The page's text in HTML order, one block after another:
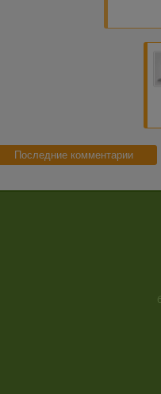
Последние комментарии